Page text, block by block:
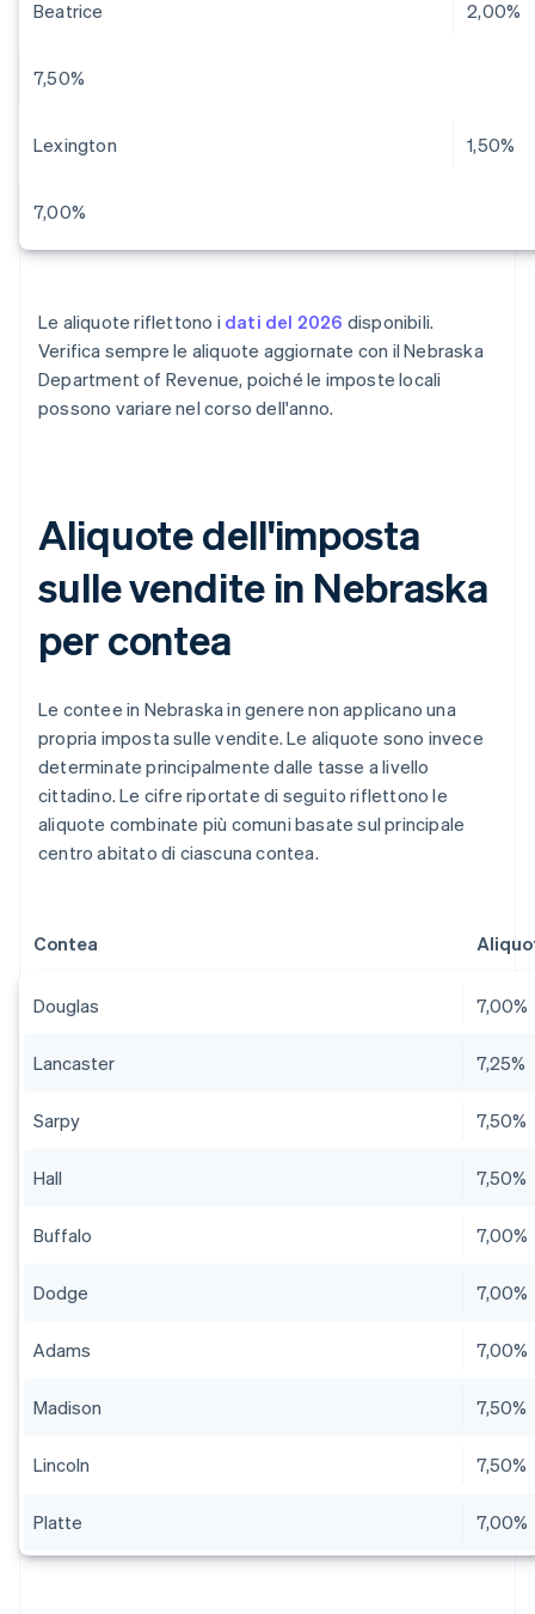
Beatrice 2,00%
7,50%
Lexington 1,50%
7,00%
Le aliquote riflettono i dati del 2026 disponibili.
Verifica sempre le aliquote aggiornate con il Nebraska
Department of Revenue, poiché le imposte locali
possono variare nel corso dell'anno.
Aliquote dell'imposta
sulle vendite in Nebraska
per contea
Le contee in Nebraska in genere non applicano una
propria imposta sulle vendite. Le aliquote sono invece
determinate principalmente dalle tasse a livello
cittadino. Le cifre riportate di seguito riflettono le
aliquote combinate più comuni basate sul principale
centro abitato di ciascuna contea.
Contea
Douglas 7,00%
Lancaster 7,25%
Sarpy 7,50%
Hall 7,50%
Buffalo 7,00%
Dodge 7,00%
Adams 7,00%
Madison 7,50%
Lincoln 7,50%
Platte 7,00%